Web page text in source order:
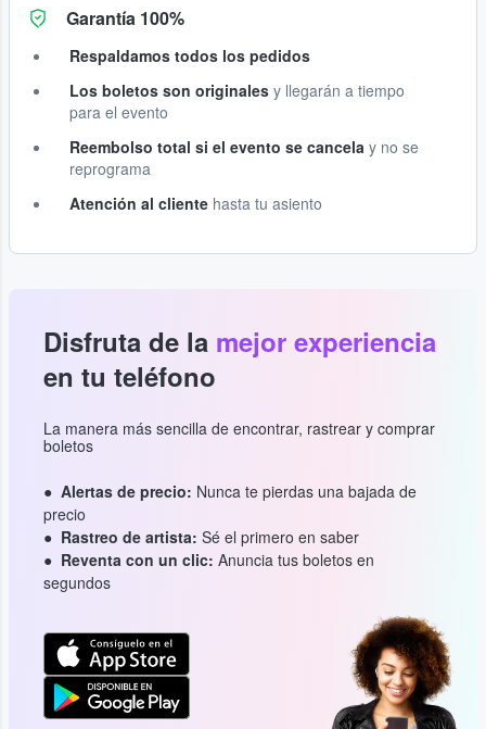
Garantía 100%
Respaldamos todos los pedidos
Los boletos son originales y llegarán a tiempo
para el evento
Reembolso total si el evento se cancela y no se
reprograma
Atención al cliente hasta tu asiento
Disfruta de la mejor experiencia
en tu teléfono
La manera más sencilla de encontrar, rastrear y comprar
boletos
Alertas de precio: Nunca te pierdas una bajada de
precio
Rastreo de artista: Sé el primero en saber
Reventa con un clic: Anuncia tus boletos en
segundos